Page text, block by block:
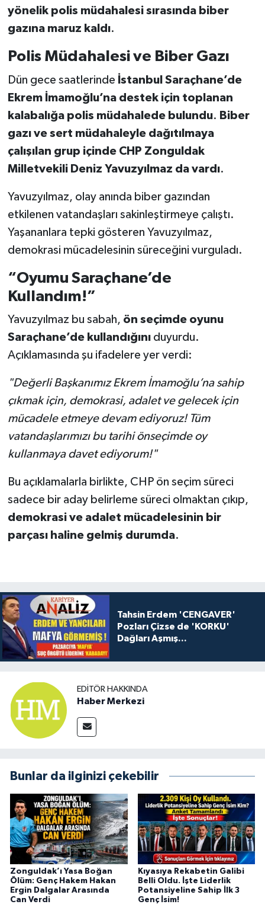
yönelik polis müdahalesi sırasında biber
gazına maruz kaldı.
Polis Müdahalesi ve Biber Gazı
Dün gece saatlerinde İstanbul Saraçhane’de
Ekrem İmamoğlu’na destek için toplanan
kalabalığa polis müdahalede bulundu. Biber
gazı ve sert müdahaleyle dağıtılmaya
çalışılan grup içinde CHP Zonguldak
Milletvekili Deniz Yavuzyılmaz da vardı.
Yavuzyılmaz, olay anında biber gazından
etkilenen vatandaşları sakinleştirmeye çalıştı.
Yaşananlara tepki gösteren Yavuzyılmaz,
demokrasi mücadelesinin süreceğini vurguladı.
“Oyumu Saraçhane’de
Kullandım!”
Yavuzyılmaz bu sabah, ön seçimde oyunu
Saraçhane’de kullandığınıduyurdu.
Açıklamasında şu ifadelere yer verdi:
"Değerli Başkanımız Ekrem İmamoğlu’na sahip
çıkmak için, demokrasi, adalet ve gelecek için
mücadele etmeye devam ediyoruz! Tüm
vatandaşlarımızı bu tarihi önseçimde oy
kullanmaya davet ediyorum!"
Bu açıklamalarla birlikte, CHP ön seçim süreci
sadece bir aday belirleme süreci olmaktan çıkıp,
demokrasi ve adalet mücadelesinin bir
parçası haline gelmiş durumda.
Tahsin Erdem 'CENGAVER'
Pozları Çizse de 'KORKU'
Dağları Aşmış...
EDITÖR HAKKINDA
Haber Merkezi
Bunlar da ilginizi çekebilir
Zonguldak’ı Yasa Boğan
Ölüm: Genç Hakem Hakan
Ergin Dalgalar Arasında
Can Verdi
Kıyasıya Rekabetin Galibi
Belli Oldu. İşte Liderlik
Potansiyeline Sahip İlk 3
Genç İsim!